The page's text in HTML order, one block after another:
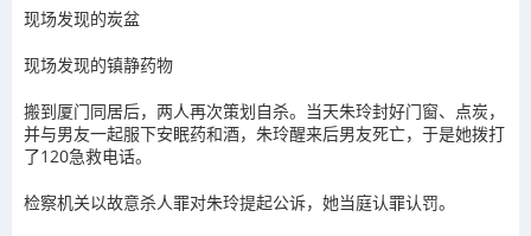
现场发现的炭盆
现场发现的镇静药物
搬到厦门同居后，两人再次策划自杀。当天朱玲封好门窗、点炭，
并与男友一起服下安眠药和酒，朱玲醒来后男友死亡，于是她拨打
了120急救电话。
检察机关以故意杀人罪对朱玲提起公诉，她当庭认罪认罚。